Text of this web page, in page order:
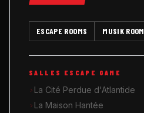
ESCAPE ROOMS MUSIK ROOM
SALLES ESCAPE GAME
La Cité Perdue d'Atlantide
La Maison Hantée